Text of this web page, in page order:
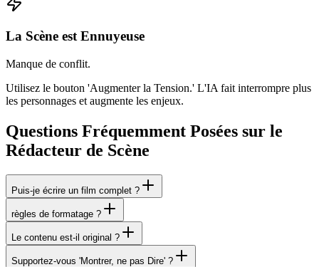
La Scène est Ennuyeuse
Manque de conflit.
Utilisez le bouton 'Augmenter la Tension.' L'IA fait interrompre plus
les personnages et augmente les enjeux.
Questions Fréquemment Posées sur le
Rédacteur de Scène
Puis-je écrire un film complet ?
règles de formatage ?
Le contenu est-il original ?
Supportez-vous 'Montrer, ne pas Dire' ?